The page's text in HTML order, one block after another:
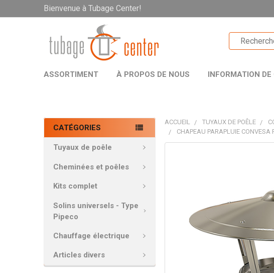
Bienvenue à Tubage Center!
ASSORTIMENT À PROPOS DE NOUS INFORMATION
CATÉGORIES
Tuyaux de poêle
Cheminées et poêles
Kits complet
Solins universels - Type
Pipeco
Chauffage électrique
Articles divers
ACCUEIL TUYAUX DE POÊLE
CHAPEAU PARAPLUIE
TOUT
SÉLECTIONNER